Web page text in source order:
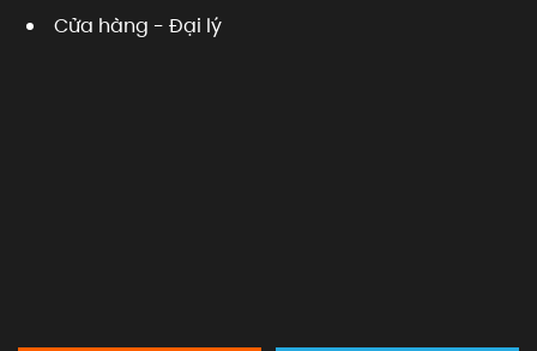
Cửa hàng - Đại lý